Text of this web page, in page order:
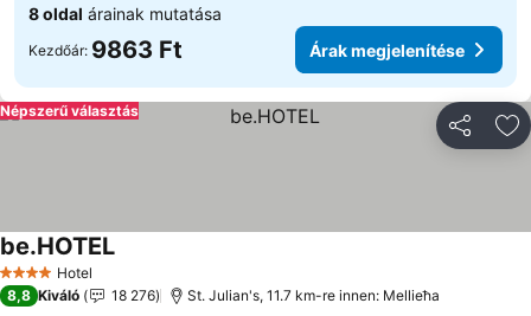
8 oldal árainak mutatása
Kezdőár: 9863 Ft Árak megjelenítése
Népszerű választás
4 KategóriaHotel
be.HOTEL
8,8 Kiváló 18 276 St. Julian's, 11.7 km-re innen: Mellieħa